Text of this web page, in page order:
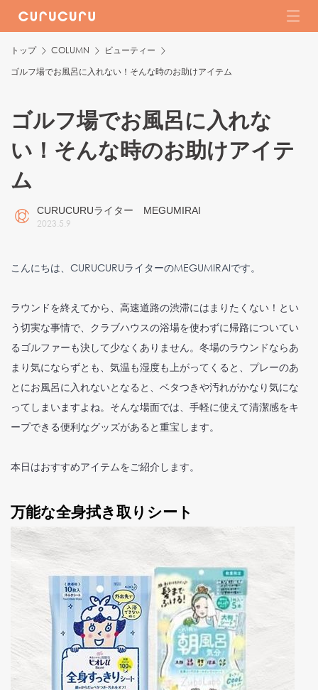
トップ COLUMN
ビューティー
ゴルフ場でお風呂に入れない！そんな時のお助けアイテム
ゴルフ場でお風呂に入れな
い！そんな時のお助けアイテ
ム
CURUCURUライター MEGUMIRAI
2023.5.9
こんにちは、CURUCURUライターのMEGUMIRAIです。
ラウンドを終えてから、高速道路の渋滞にはまりたくない！とい
う切実な事情で、クラブハウスの浴場を使わずに帰路についてい
るゴルファーも決して少なくありません。冬場のラウンドならあ
まり気にならずとも、気温も湿度も上がってくると、プレーのあ
とにお風呂に入れないとなると、ベタつきや汚れがかなり気にな
ってしまいますよね。そんな場面では、手軽に使えて清潔感をキ
ープできる便利なグッズがあると重宝します。
本日はおすすめアイテムをご紹介します。
万能な全身拭き取りシート